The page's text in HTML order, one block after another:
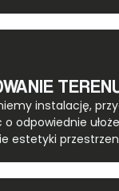
instalację,
o odpowiednie
estetyki